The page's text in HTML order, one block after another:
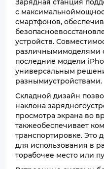
Зарядная станция
с
смартфонов,
устройств.
различнымимоделями
последние модели
универсальным
разнымиустройствами.
Складной дизайн
наклона
просмотра экрана во
такжеобеспечивает
транспортировке. Это
для использования в
торабочее место или